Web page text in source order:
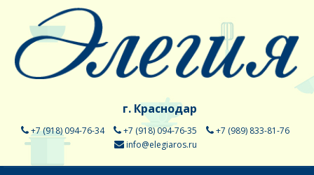
г. Краснодар
+7 (918) 094-76-34 +7 (918) 094-76-35
+7 (989) 833-81-76
info@elegiaros.ru